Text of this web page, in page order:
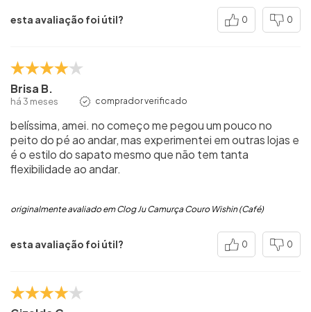
esta avaliação foi útil? 0 0
Brisa B.
há 3 meses comprador verificado
belíssima, amei. no começo me pegou um pouco no
peito do pé ao andar, mas experimentei em outras lojas e
é o estilo do sapato mesmo que não tem tanta
flexibilidade ao andar.
originalmente avaliado em Clog Ju Camurça Couro Wishin (Café)
esta avaliação foi útil? 0 0